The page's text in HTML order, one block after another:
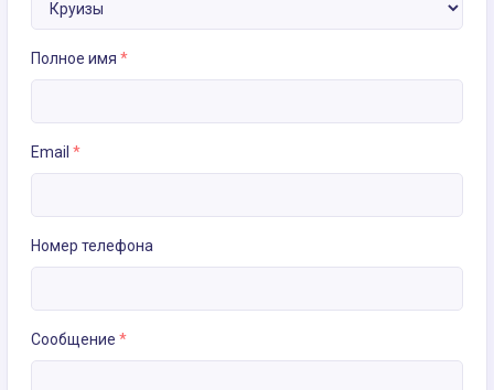
Полное имя *
Email *
Номер телефона
Сообщение *